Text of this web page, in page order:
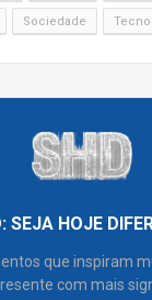
Sociedade
SEJA HOJE
que inspiram
com mais